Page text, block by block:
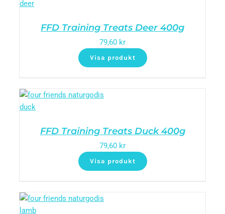
FFD Training Treats Deer 400g
79,60 kr
Visa produkt
FFD Training Treats Duck 400g
79,60 kr
Visa produkt